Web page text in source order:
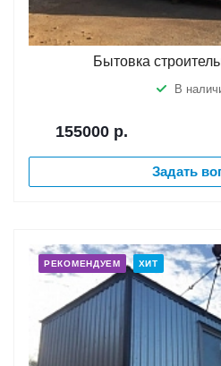
Бытовка
В
155000 р.
Задать
РЕКОМЕНДУЕМ ХИТ